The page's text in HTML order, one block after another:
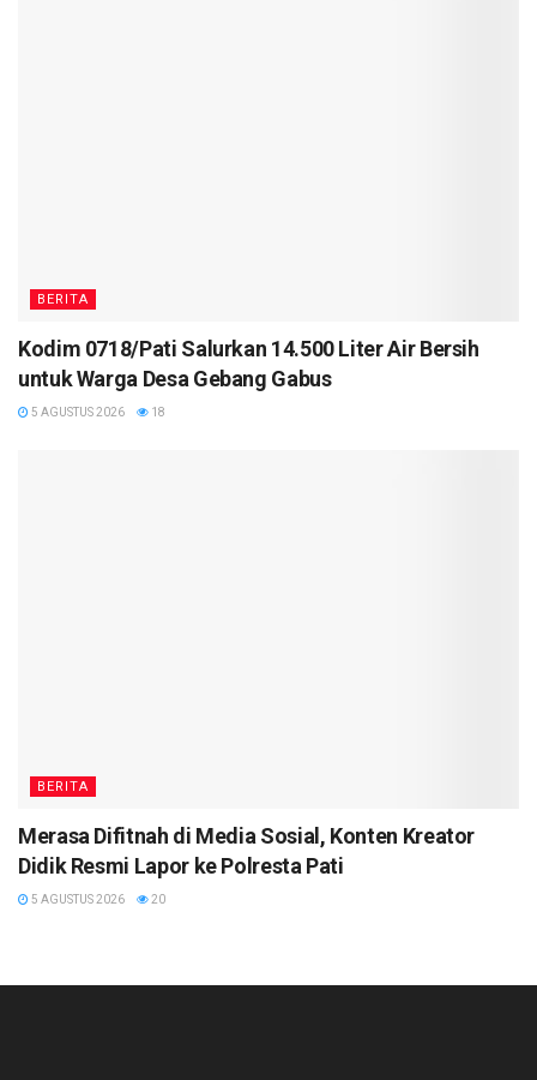
BERITA
Kodim 0718/Pati Salurkan 14.500 Liter Air Bersih
untuk Warga Desa Gebang Gabus
5 AGUSTUS 2026 18
BERITA
Merasa Difitnah di Media Sosial, Konten Kreator
Didik Resmi Lapor ke Polresta Pati
5 AGUSTUS 2026 20